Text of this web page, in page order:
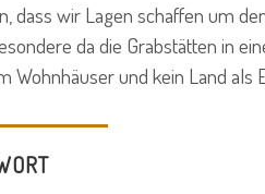
dass wir Lagen schaffen um
da die Grabstätten in
Wohnhäuser und kein Land als